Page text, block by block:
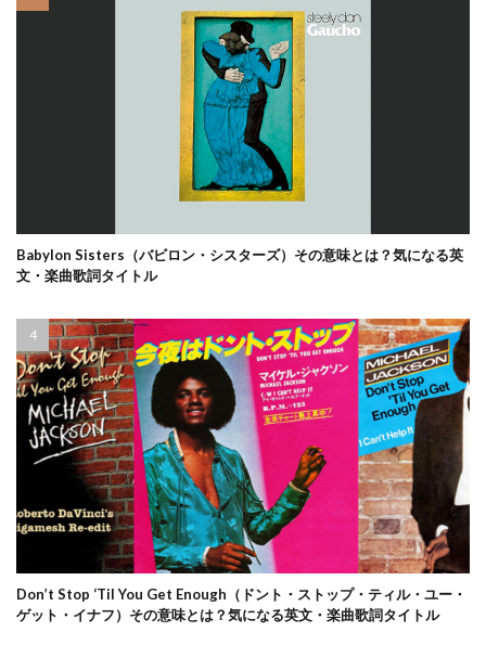
Babylon Sisters（バビロン・シスターズ）その意味とは？気になる英
文・楽曲歌詞タイトル
Don’t Stop ‘Til You Get Enough（ドント・ストップ・ティル・ユー・
ゲット・イナフ）その意味とは？気になる英文・楽曲歌詞タイトル